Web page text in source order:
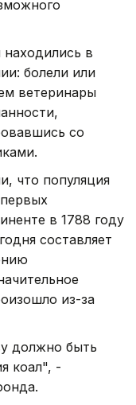
в
болели или
ветеринары
со
что популяция
в 1788 году
составляет
из-за
должно быть
коал", -